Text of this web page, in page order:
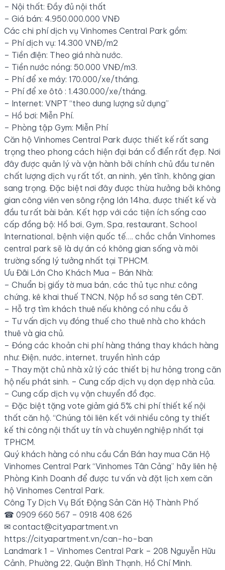
– Nội thất: Đầy đủ nội thất
– Giá bán: 4.950.000.000 VNĐ
Các chi phí dịch vụ Vinhomes Central Park gồm:
– Phí dịch vụ: 14.300 VNĐ/m2
– Tiền điện: Theo giá nhà nước.
– Tiền nước nóng: 50.000 VNĐ/m3.
– Phí để xe máy: 170.000/xe/tháng.
– Phí để xe ôtô : 1.430.000/xe/tháng.
– Internet: VNPT “theo dung lượng sử dụng”
– Hồ bơi: Miễn Phí.
– Phòng tập Gym: Miễn Phí
Căn hộ Vinhomes Central Park được thiết kế rất sang
trọng theo phong cách hiện đại bán cổ điển rất đẹp. Nơi
đây được quản lý và vận hành bởi chính chủ đầu tư nên
chất lượng dịch vụ rất tốt, an ninh, yên tĩnh, không gian
sang trọng. Đặc biệt nơi đây được thừa hưởng bởi không
gian công viên ven sông rộng lớn 14ha, được thiết kế và
đầu tư rất bài bản. Kết hợp với các tiện ích sống cao
cấp đồng bộ: Hồ bơi, Gym, Spa, restaurant, School
International, bệnh viện quốc tế…. chắc chắn Vinhomes
central park sẽ là dự án có không gian sống và môi
trường sống lý tưởng nhất tại TPHCM.
Ưu Đãi Lớn Cho Khách Mua – Bán Nhà:
– Chuẩn bị giấy tờ mua bán, các thủ tục như: công
chứng, kê khai thuế TNCN, Nộp hồ sơ sang tên CĐT.
– Hỗ trợ tìm khách thuê nếu không có nhu cầu ở
– Tư vấn dịch vụ đóng thuế cho thuê nhà cho khách
thuê và gia chủ.
– Đóng các khoản chi phí hàng tháng thay khách hàng
như: Điện, nước, internet, truyền hình cáp
– Thay mặt chủ nhà xử lý các thiết bị hư hỏng trong căn
hộ nếu phát sinh. – Cung cấp dịch vụ dọn dẹp nhà của.
– Cung cấp dịch vụ vận chuyển đồ đạc.
– Đặc biệt tặng vote giảm giá 5% chi phí thiết kế nội
thất căn hộ. “Chúng tôi liên kết với nhiều công ty thiết
kế thi công nội thất uy tín và chuyên nghiệp nhất tại
TPHCM.
Quý khách hàng có nhu cầu Cần Bán hay mua Căn Hộ
Vinhomes Central Park “Vinhomes Tân Cảng” hãy liên hệ
Phòng Kinh Doanh để được tư vấn và đặt lịch xem căn
hộ Vinhomes Central Park.
Công Ty Dịch Vụ Bất Động Sản Căn Hộ Thành Phố
☎ 0909 660 567 – 0918 408 626
✉ contact@cityapartment.vn
https://cityapartment.vn/can-ho-ban
Landmark 1 – Vinhomes Central Park – 208 Nguyễn Hữu
Cảnh, Phường 22, Quận Bình Thạnh, Hồ Chí Minh.